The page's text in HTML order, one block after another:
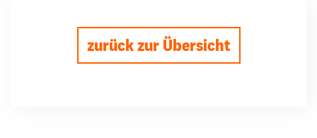
zurück zur Übersicht